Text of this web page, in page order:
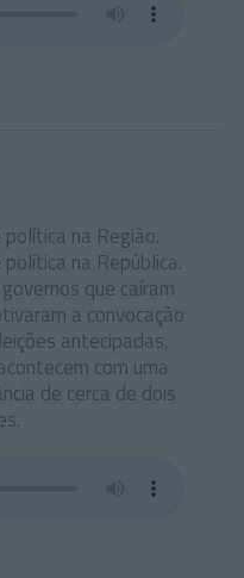
política na Região.
política na República.
que caíram
a convocação
antecipadas,
com uma
de cerca de dois